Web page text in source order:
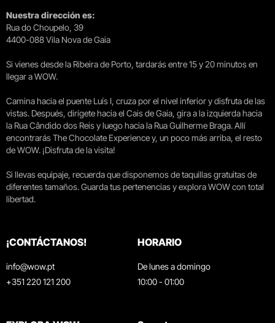
Nuestra dirección es:
Rua do Choupelo, 39
4400-088 Vila Nova de Gaia
Si vienes desde la Ribeira de Porto, tardarás entre 15 y 20 minutos en
llegar a WOW.
Camina hacia el puente Luís I, cruza por el nivel inferior y disfruta de las
vistas. Después, dirígete hacia el Cais de Gaia, gira a la izquierda hacia
la Rua Cândido dos Reis y luego hacia la Rua Guilherme Braga. Allí
encontrarás The Chocolate Experience y, un poco más arriba, el resto
de WOW. ¡Disfruta de la visita!
Si llevas equipaje, recuerda que disponemos de taquillas gratuitas de
diferentes tamaños. Guarda tus pertenencias y explora WOW con total
libertad.
¡CONTÁCTANOS!
info@wow.pt
+351 220 121 200
HORARIO
De lunes a domingo
10:00 - 01:00